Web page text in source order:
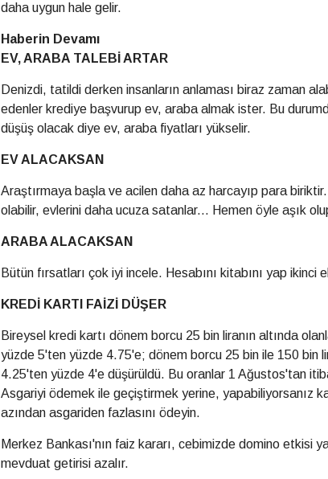
daha uygun hale gelir.
Haberin Devamı
EV, ARABA TALEBİ ARTAR
Denizdi, tatildi derken insanların anlaması biraz zaman
edenler krediye başvurup ev, araba almak ister. Bu
düşüş olacak diye ev, araba fiyatları yükselir.
EV ALACAKSAN
Araştırmaya başla ve acilen daha az harcayıp para
olabilir, evlerini daha ucuza satanlar... Hemen öyle aşık
ARABA ALACAKSAN
Bütün fırsatları çok iyi incele. Hesabını kitabını yap
KREDİ KARTI FAİZİ DÜŞER
Bireysel kredi kartı dönem borcu 25 bin liranın altında
yüzde 5'ten yüzde 4.75'e; dönem borcu 25 bin ile 150 bin
4.25'ten yüzde 4'e düşürüldü. Bu oranlar 1 Ağustos'tan
Asgariyi ödemek ile geçiştirmek yerine, yapabiliyorsanız
azından asgariden fazlasını ödeyin.
Merkez Bankası'nın faiz kararı, cebimizde domino etkisi
mevduat getirisi azalır.